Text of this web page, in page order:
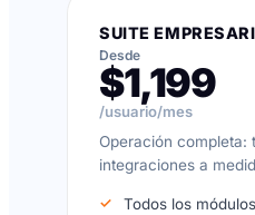
SUITE
Desde
$1,199
/usuario/mes
Operación completa:
integraciones a
Todos los